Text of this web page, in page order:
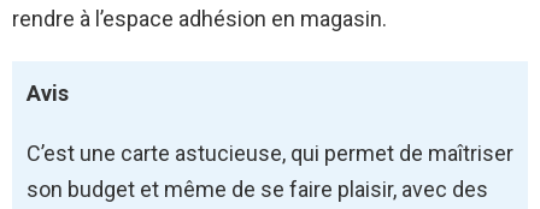
rendre à l’espace adhésion en magasin.
Avis
C’est une carte astucieuse, qui permet de maîtriser
son budget et même de se faire plaisir, avec des